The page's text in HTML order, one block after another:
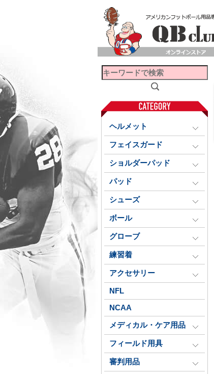
ヘルメット
フェイスガード
ショルダーパッド
パッド
シューズ
ボール
グローブ
練習着
アクセサリー
NFL
NCAA
メディカル・ケア用品
フィールド用具
審判用品